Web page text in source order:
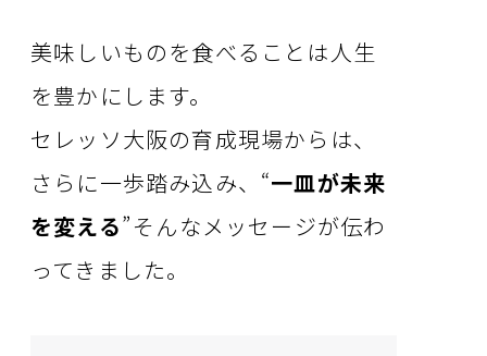
美味しいものを食べることは人生
を豊かにします。
セレッソ大阪の育成現場からは、
さらに一歩踏み込み、“一皿が未来
を変える”――そんなメッセージが伝わ
ってきました。